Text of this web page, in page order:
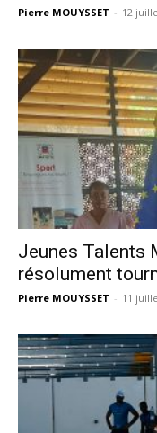
Pierre MOUYSSET - 12
Jeunes Talents
résolument
Pierre MOUYSSET - 11